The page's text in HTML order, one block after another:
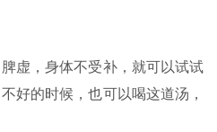
虚，身体不受补，就可以试试
好的时候，也可以喝这道汤，